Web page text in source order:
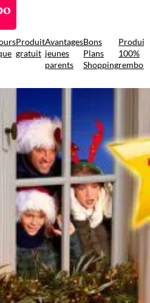
Produit
gratuit
Avantages
jeunes
parents
Bons
Plans
Shopping
Produit
100%